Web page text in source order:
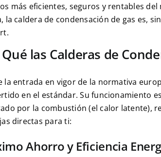
más eficientes, seguros y rentables
la caldera de condensación de gas es,
las Calderas de
la entrada en vigor de la normativa
en el estándar. Su funcionamiento
por la combustión (el calor latente),
directas para ti:
Ahorro y Eficiencia